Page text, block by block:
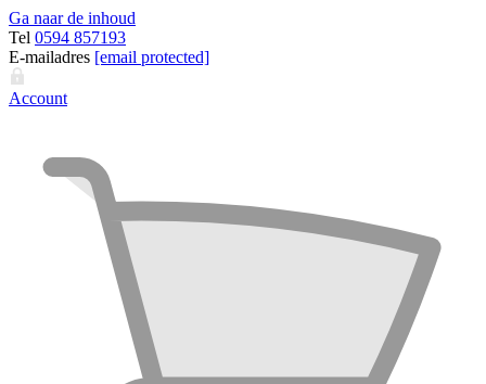
Ga naar de inhoud
Tel 0594 857193
E-mailadres [email protected]
Account